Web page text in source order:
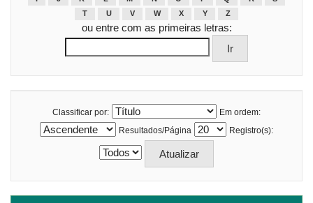
T
U V W X Y Z
ou entre com as primeiras letras:
Classificar por:
Em ordem:
Resultados/Página
Registro(s):